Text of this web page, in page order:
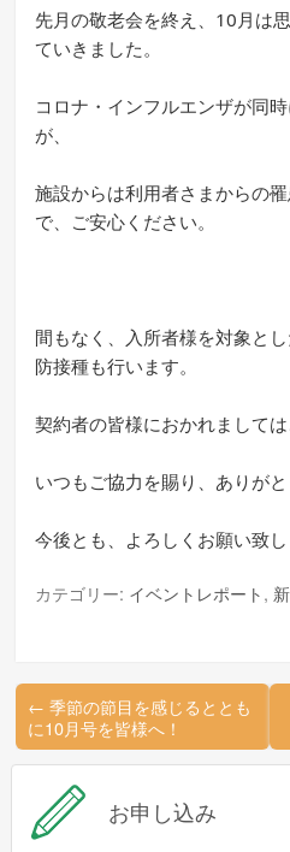
先月の敬老会を終え、10月は
ていきました。
コロナ・インフルエンザが同
が、
施設からは利用者さまからの
で、ご安心ください。
間もなく、入所者様を対象と
防接種も行います。
契約者の皆様におかれまして
いつもご協力を賜り、ありがと
今後とも、よろしくお願い致し
カテゴリー: イベントレポート,
← 季節の節目を感じるととも
に10月号を皆様へ！
お申し込み